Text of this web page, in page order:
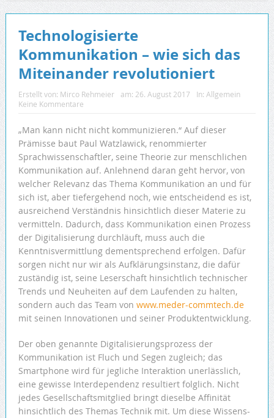
Technologisierte
Kommunikation – wie sich das
Miteinander revolutioniert
Erstellt von: Mirco Rehmeier am: 26. August 2017 In: Allgemein
Keine Kommentare
„Man kann nicht nicht kommunizieren.“ Auf dieser
Prämisse baut Paul Watzlawick, renommierter
Sprachwissenschaftler, seine Theorie zur menschlichen
Kommunikation auf. Anlehnend daran geht hervor, von
welcher Relevanz das Thema Kommunikation an und für
sich ist, aber tiefergehend noch, wie entscheidend es ist,
ausreichend Verständnis hinsichtlich dieser Materie zu
vermitteln. Dadurch, dass Kommunikation einen Prozess
der Digitalisierung durchläuft, muss auch die
Kenntnisvermittlung dementsprechend erfolgen. Dafür
sorgen nicht nur wir als Aufklärungsinstanz, die dafür
zuständig ist, seine Leserschaft hinsichtlich technischer
Trends und Neuheiten auf dem Laufenden zu halten,
sondern auch das Team von www.meder-commtech.de
mit seinen Innovationen und seiner Produktentwicklung.
Der oben genannte Digitalisierungsprozess der
Kommunikation ist Fluch und Segen zugleich; das
Smartphone wird für jegliche Interaktion unerlässlich,
eine gewisse Interdependenz resultiert folglich. Nicht
jedes Gesellschaftsmitglied bringt dieselbe Affinität
hinsichtlich des Themas Technik mit. Um diese Wissens-